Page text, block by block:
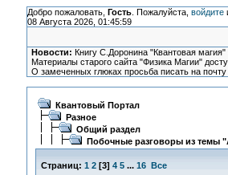
Добро пожаловать, Гость. Пожалуйста, войдите
08 Августа 2026, 01:45:59
Новости: Книгу С.Доронина "Квантовая
Материалы старого сайта "Физика Магии"
О замеченных глюках просьба писать на
Квантовый Портал
Разное
Общий раздел
Побочные разговоры из темы
Страниц: 1 2[3] 4 5 ... 16 Все